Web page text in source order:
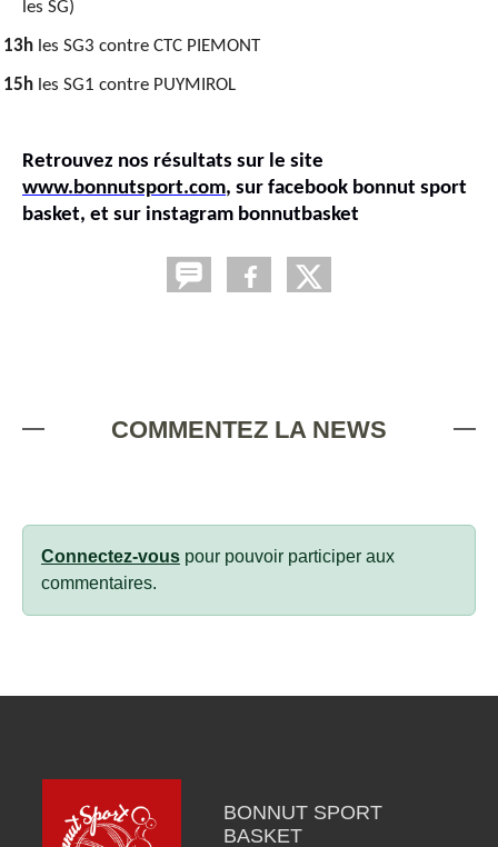
les SG)
13h les SG3 contre CTC PIEMONT
15h les SG1 contre PUYMIROL
Retrouvez nos résultats sur le site
www.bonnutsport.com, sur facebook bonnut sport
basket, et sur instagram bonnutbasket
COMMENTEZ LA NEWS
Connectez-vous pour pouvoir participer aux
commentaires.
BONNUT SPORT
BASKET